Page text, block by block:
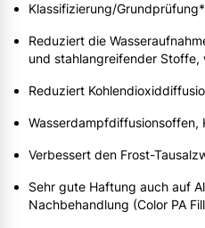
Klassifizierung/
Reduziert die
und stahlangreifender Stoffe,
Reduziert
Wasserdampfdiffusionsoffen,
Verbessert den Frost-
Sehr gute Haftung auch auf
Nachbehandlung (Color PA